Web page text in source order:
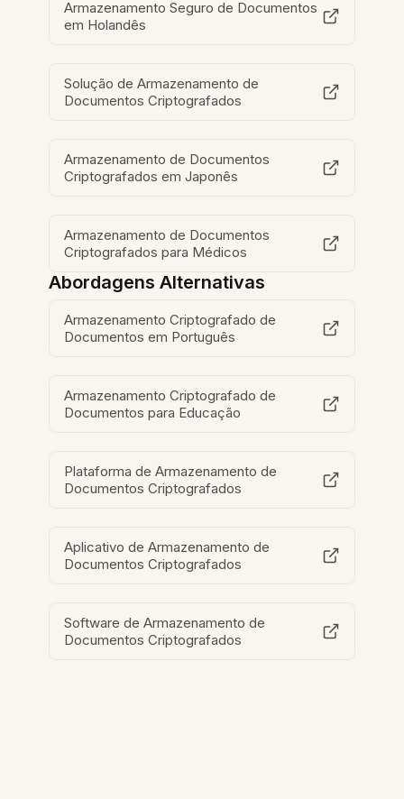
Armazenamento Seguro de Documentos
em Holandês
Solução de Armazenamento de
Documentos Criptografados
Armazenamento de Documentos
Criptografados em Japonês
Armazenamento de Documentos
Criptografados para Médicos
Abordagens Alternativas
Armazenamento Criptografado de
Documentos em Português
Armazenamento Criptografado de
Documentos para Educação
Plataforma de Armazenamento de
Documentos Criptografados
Aplicativo de Armazenamento de
Documentos Criptografados
Software de Armazenamento de
Documentos Criptografados